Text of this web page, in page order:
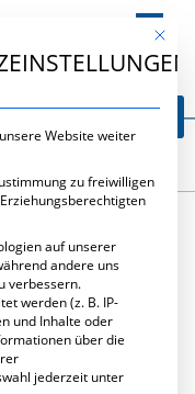
DE
FOR
Mit
Website weiter
zu freiwilligen
auf unserer
andere uns
verbessern.
werden (z. B. IP-
und Inhalte oder
über die
jederzeit unter